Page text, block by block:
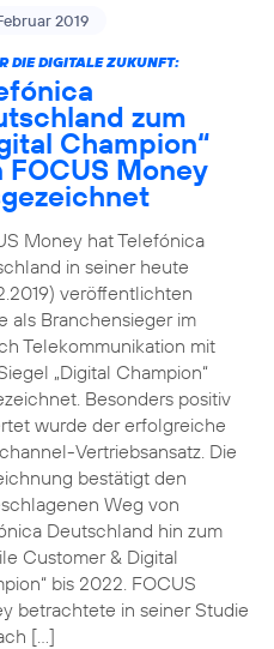
2019
DIE DIGITALE ZUKUNFT:
zum
Champion“
FOCUS Money
Money hat Telefónica
in seiner heute
veröffentlichten
als Branchensieger im
Telekommunikation mit
„Digital Champion“
Besonders positiv
wurde der erfolgreiche
Vertriebsansatz. Die
bestätigt den
Weg von
Deutschland hin zum
Customer & Digital
bis 2022. FOCUS
betrachtete in seiner Studie
[…]